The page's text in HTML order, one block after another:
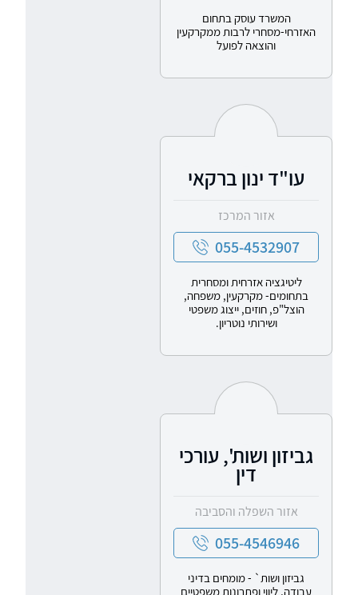
המשרד עוסק בתחום
האזרחי-מסחרי לרבות ממקרקעין
והוצאה לפועל
עו"ד ינון ברקאי
אזור המרכז
055-4532907
ליטיגציה אזרחית ומסחרית
בתחומים- מקרקעין, משפחה,
הוצל"פ, חוזים, ייצוג משפטי
ושירותי נוטריון.
גביזון ושות', עורכי
דין
אזור השפלה והסביבה
055-4546946
גביזון ושות` - מומחים בדיני
עבודה, ליווי ופתרונות משפטיים